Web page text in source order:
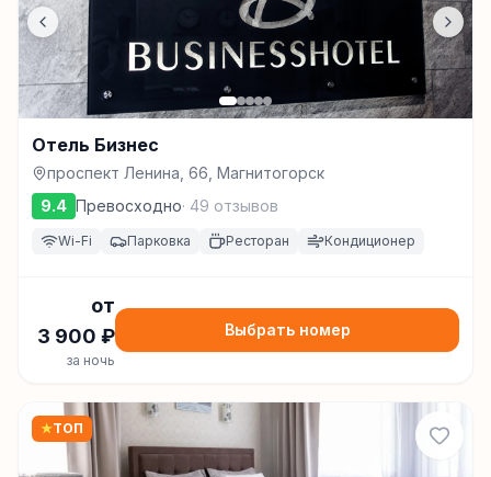
Отель Бизнес
проспект Ленина, 66, Магнитогорск
9.4 Превосходно· 49 отзывов
Wi-Fi Парковка Ресторан Кондиционер
от
3 900 ₽
за ночь
Выбрать номер
★ТОП